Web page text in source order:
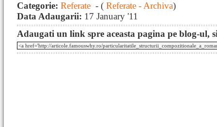
Categorie: Referate - ( Referate - Archiva)
Data Adaugarii: 17 January '11
Adaugati un link spre aceasta pagina pe blog-ul,